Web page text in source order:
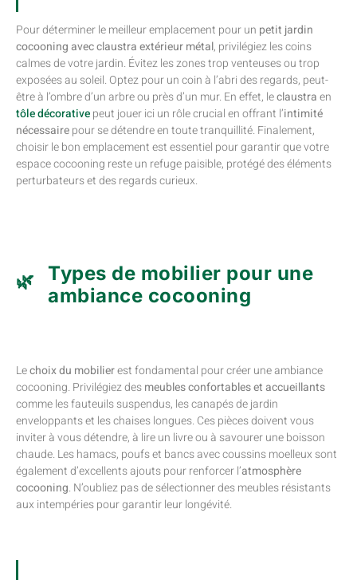
Pour déterminer le meilleur emplacement pour un petit jardin
cocooning avec claustra extérieur métal, privilégiez les coins
calmes de votre jardin. Évitez les zones trop venteuses ou trop
exposées au soleil. Optez pour un coin à l’abri des regards, peut-
être à l’ombre d’un arbre ou près d’un mur. En effet, leclaustraen
tôle décorativepeut jouer ici un rôle crucial en offrant l’intimité
nécessairepour se détendre en toute tranquillité. Finalement,
choisir le bon emplacement est essentiel pour garantir que votre
espace cocooning reste un refuge paisible, protégé des éléments
perturbateurs et des regards curieux.
Types de mobilier pour une
ambiance cocooning
Lechoix du mobilierest fondamental pour créer une ambiance
cocooning. Privilégiez desmeubles confortables et accueillants
comme les fauteuils suspendus, les canapés de jardin
enveloppants et les chaises longues. Ces pièces doivent vous
inviter à vous détendre, à lire un livre ou à savourer une boisson
chaude. Les hamacs, poufs et bancs avec coussins moelleux sont
également d’excellents ajouts pour renforcer l’atmosphère
cocooning. N’oubliez pas de sélectionner des meubles résistants
aux intempéries pour garantir leur longévité.